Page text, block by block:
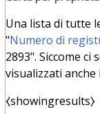
Una lista di tutte
"Numero di
2893". Siccome
visualizzati anche
⧼showingresults⧽